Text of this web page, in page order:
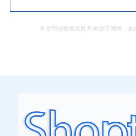
本文部分数据及图片来源于网络，